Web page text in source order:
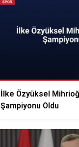
İlke Özyüksel
Şampiyonu Oldu